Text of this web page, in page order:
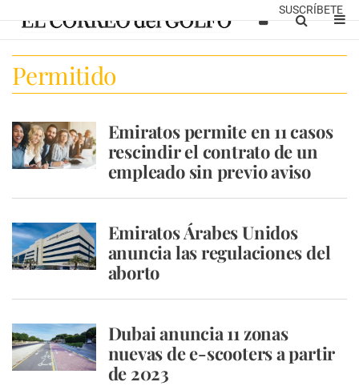
SUSCRÍBETE
Permitido
Emiratos permite en 11 casos
rescindir el contrato de un
empleado sin previo aviso
Emiratos Árabes Unidos
anuncia las regulaciones del
aborto
Dubai anuncia 11 zonas
nuevas de e-scooters a partir
de 2023